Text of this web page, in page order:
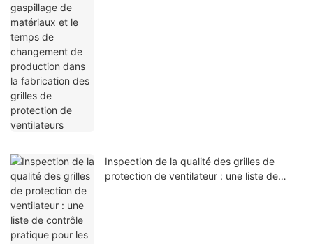
Inspection de la qualité des grilles de
protection de ventilateur : une liste de